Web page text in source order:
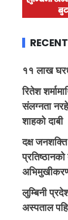
११ लाख
रितेश
संलग्नता
शाहको दाबी
दक्ष
लुम्बिनी
अस्पताल